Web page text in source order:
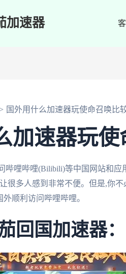
加速器
国外用什么加速器玩使命召唤比
加速器玩
哔哩哔哩(Bilibili)等中国网站和
很多人感到非常不便。但是,你
顺利访问哔哩哔哩。
回国加速器